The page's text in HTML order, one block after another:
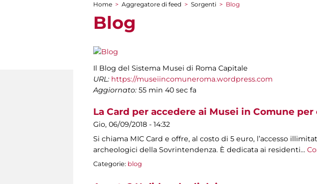
Tu sei qui
Home > Aggregatore di feed > Sorgenti > Blog
Blog
Il Blog del Sistema Musei di Roma Capitale
URL: https://museiincomuneroma.wordpress.com
Aggiornato: 55 min 40 sec fa
La Card per accedere ai Musei in Comune
Gio, 06/09/2018 - 14:32
Si chiama MIC Card e offre, al costo di 5 euro, l’accesso
archeologici della Sovrintendenza. È dedicata ai residenti…
Categorie: blog